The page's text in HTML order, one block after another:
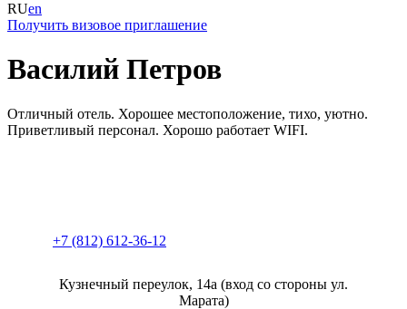
RUen
Получить визовое приглашение
Василий Петров
Отличный отель. Хорошее местоположение, тихо, уютно.
Приветливый персонал. Хорошо работает WIFI.
+7 (812) 612-36-12
Кузнечный переулок, 14а (вход со стороны ул.
Марата)